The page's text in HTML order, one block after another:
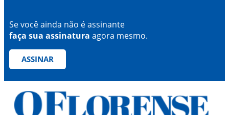
Se você ainda não é assinante
faça sua assinatura agora mesmo.
ASSINAR